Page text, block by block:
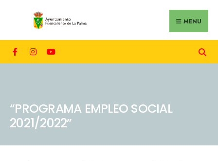
MENU
“PROGRAMA EMPLEO SOCIAL
2021/2022”